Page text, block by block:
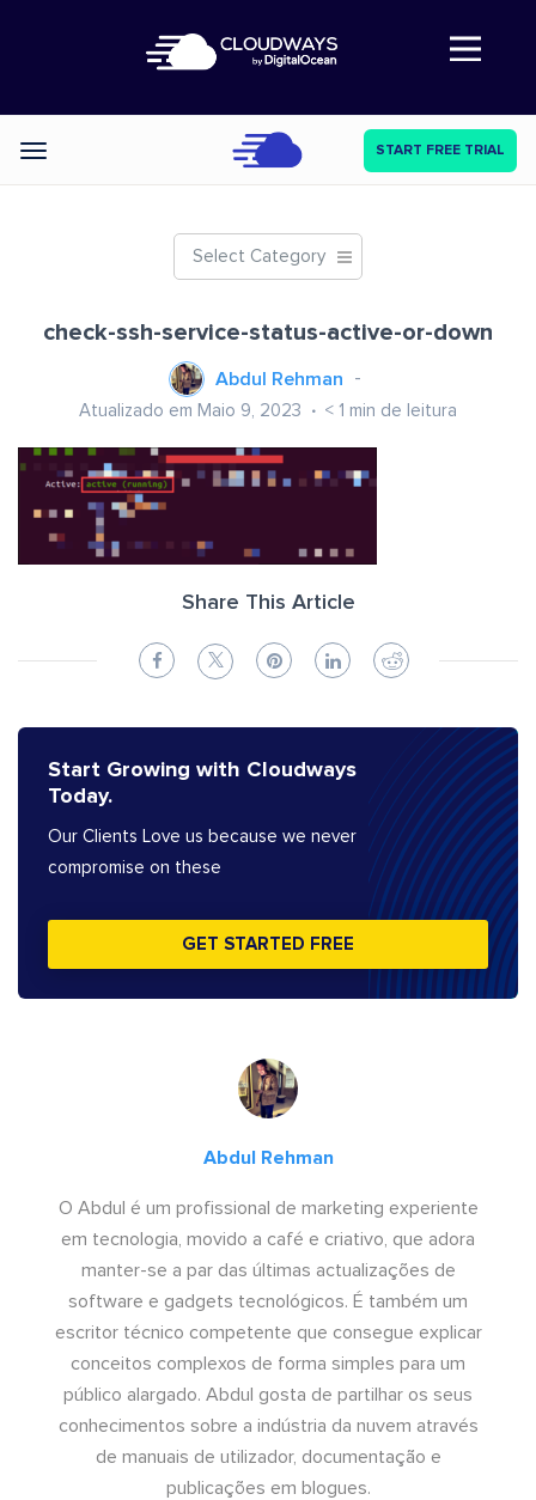
Abre a navegação
Categories START FREE TRIAL
Select Category
check-ssh-service-status-active-or-down
Abdul Rehman
Atualizado em Maio 9, 2023 < 1 min de leitura
Share This Article
Start Growing with Cloudways
Today.
Our Clients Love us because we never
compromise on these
GET STARTED FREE
Abdul Rehman
O Abdul é um profissional de marketing experiente
em tecnologia, movido a café e criativo, que adora
manter-se a par das últimas actualizações de
software e gadgets tecnológicos. É também um
escritor técnico competente que consegue explicar
conceitos complexos de forma simples para um
público alargado. Abdul gosta de partilhar os seus
conhecimentos sobre a indústria da nuvem através
de manuais de utilizador, documentação e
publicações em blogues.